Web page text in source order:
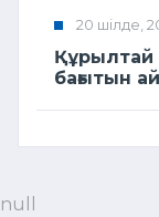
20 шілде,
Құрылтай
бағытын
null